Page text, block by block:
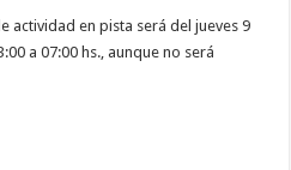
actividad en pista será del jueves 9
a 07:00 hs., aunque no será